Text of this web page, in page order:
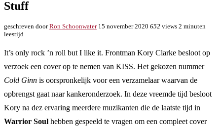
Stuff
geschreven doorRon Schoonwater 15 november 2020 652 views 2 minuten
leestijd
It’s only rock ’n roll but I like it. Frontman Kory Clarke besloot op
verzoek een cover op te nemen van KISS. Het gekozen nummer
Cold Ginn is oorspronkelijk voor een verzamelaar waarvan de
opbrengst gaat naar kankeronderzoek. In deze vreemde tijd besloot
Kory na dez ervaring meerdere muzikanten die de laatste tijd in
Warrior Soul hebben gespeeld te vragen om een compleet cover